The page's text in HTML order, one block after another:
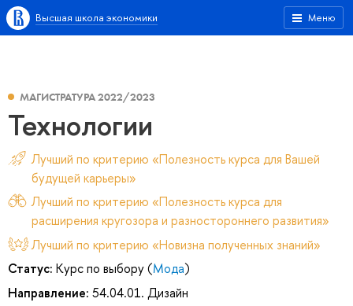
Меню
Высшая школа экономики
МАГИСТРАТУРА 2022/2023
Технологии
Лучший по критерию «Полезность курса для Вашей
будущей карьеры»
Лучший по критерию «Полезность курса для
расширения кругозора и разностороннего развития»
Лучший по критерию «Новизна полученных знаний»
Статус: Курс по выбору (Мода)
Направление: 54.04.01. Дизайн